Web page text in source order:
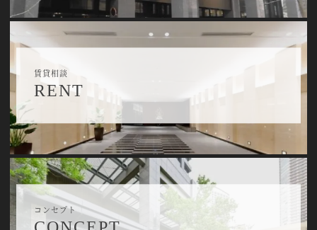
賃貸相談
RENT
コンセプト